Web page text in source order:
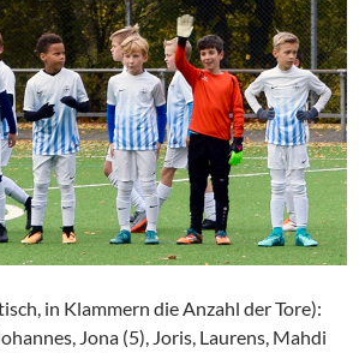
in Klammern die Anzahl der Tore):
Jona (5), Joris, Laurens, Mahdi